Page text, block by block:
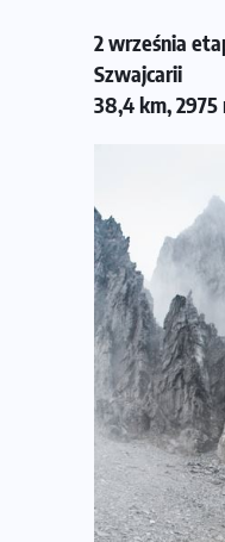
2 września
Szwajcarii
38,4 km, 2975